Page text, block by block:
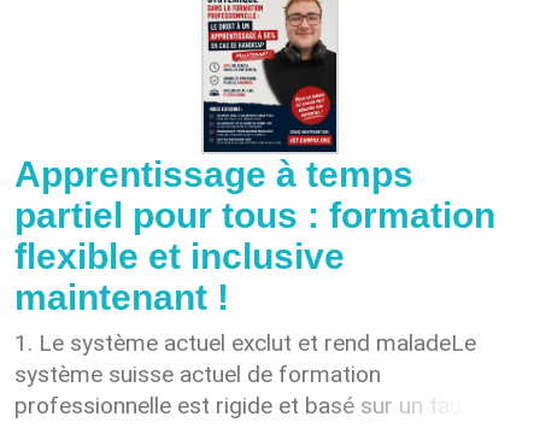
Apprentissage à temps
partiel pour tous : formation
flexible et inclusive
maintenant !
​1. Le système actuel exclut et rend malade ​Le
système suisse actuel de formation
professionnelle est rigide et basé sur un taux